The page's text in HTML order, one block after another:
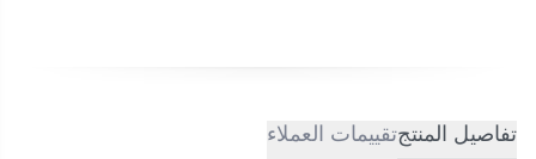
تفاصيل المنتجتقييمات العملاء